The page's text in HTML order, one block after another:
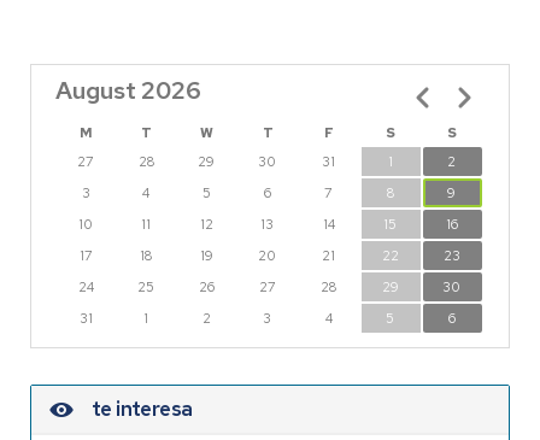
August 2026
M T W T F S
S
27
28 29 30 31 1
2
3
4 5 6 7 8
9
10
11 12 13 14 15
16
17
18 19 20 21 22
23
24
25 26 27 28 29
30
31
1 2 3 4 5 6
Pagination
te interesa